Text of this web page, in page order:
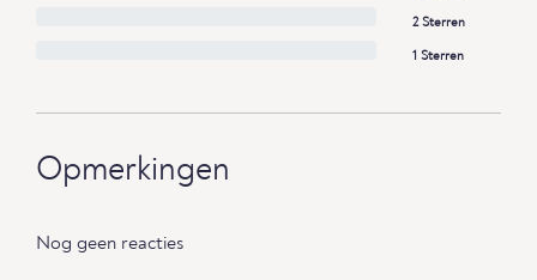
2 Sterren
1 Sterren
Opmerkingen
Nog geen reacties